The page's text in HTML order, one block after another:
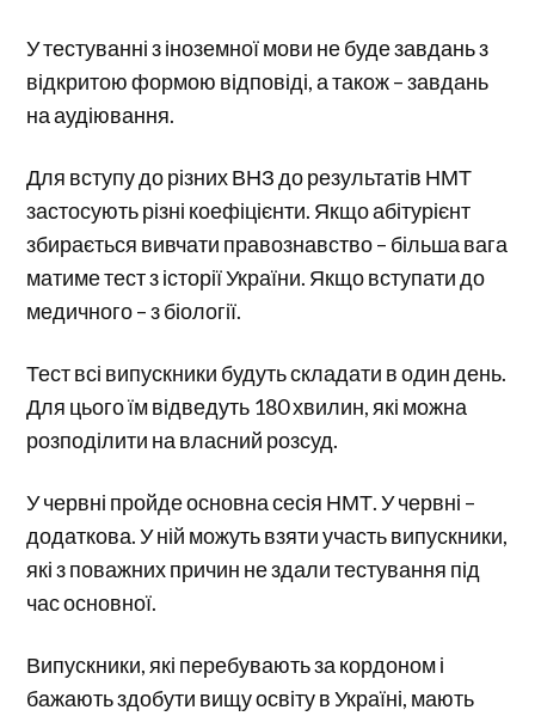
У тестуванні з іноземної мови не буде завдань з
відкритою формою відповіді, а також – завдань
на аудіювання.
Для вступу до різних ВНЗ до результатів НМТ
застосують різні коефіцієнти. Якщо абітурієнт
збирається вивчати правознавство – більша вага
матиме тест з історії України. Якщо вступати до
медичного – з біології.
Тест всі випускники будуть складати в один день.
Для цього їм відведуть 180 хвилин, які можна
розподілити на власний розсуд.
У червні пройде основна сесія НМТ. У червні –
додаткова. У ній можуть взяти участь випускники,
які з поважних причин не здали тестування під
час основної.
Випускники, які перебувають за кордоном і
бажають здобути вищу освіту в Україні, мають